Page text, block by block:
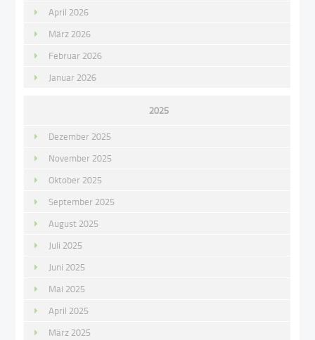
April 2026
März 2026
Februar 2026
Januar 2026
2025
Dezember 2025
November 2025
Oktober 2025
September 2025
August 2025
Juli 2025
Juni 2025
Mai 2025
April 2025
März 2025